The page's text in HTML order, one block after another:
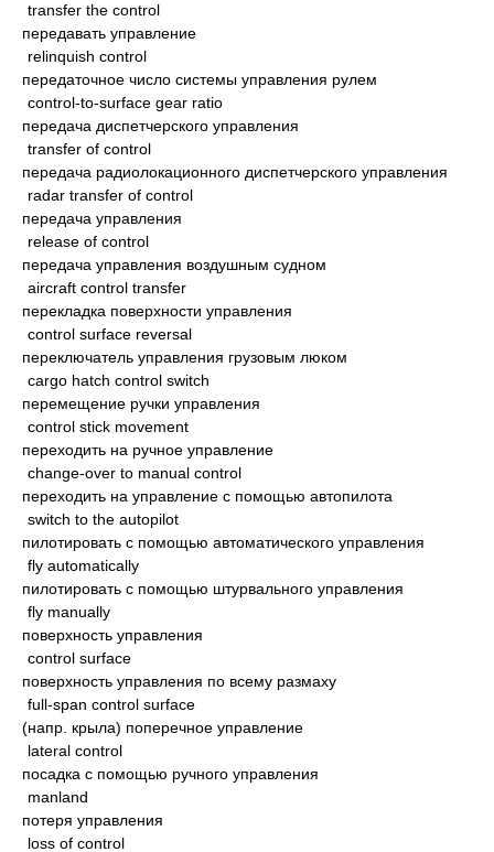
transfer the control
передавать управление
relinquish control
передаточное число системы управления рулем
control-to-surface gear ratio
передача диспетчерского управления
transfer of control
передача радиолокационного диспетчерского управления
radar transfer of control
передача управления
release of control
передача управления воздушным судном
aircraft control transfer
перекладка поверхности управления
control surface reversal
переключатель управления грузовым люком
cargo hatch control switch
перемещение ручки управления
control stick movement
переходить на ручное управление
change-over to manual control
переходить на управление с помощью автопилота
switch to the autopilot
пилотировать с помощью автоматического управления
fly automatically
пилотировать с помощью штурвального управления
fly manually
поверхность управления
control surface
поверхность управления по всему размаху
full-span control surface
(напр. крыла) поперечное управление
lateral control
посадка с помощью ручного управления
manland
потеря управления
loss of control